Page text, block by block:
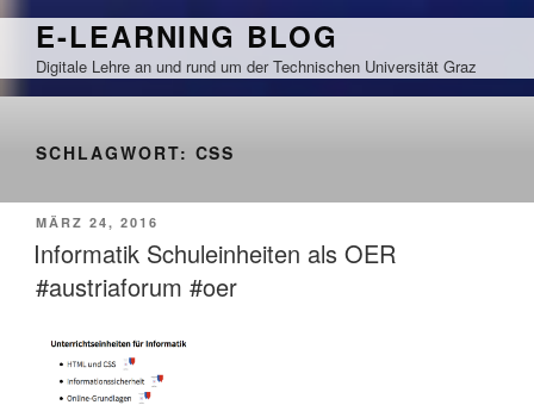
Zum
springen
E-LEARNING BLOG
Digitale Lehre an und rund um der Technischen Universität Graz
SCHLAGWORT: CSS
VERÖFFENTLICHT
AM
MÄRZ 24, 2016
Informatik Schuleinheiten als OER
#austriaforum #oer